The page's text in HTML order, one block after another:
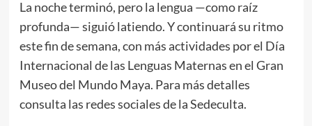
La noche terminó, pero la lengua —como raíz
profunda— siguió latiendo. Y continuará su ritmo
este fin de semana, con más actividades por el Día
Internacional de las Lenguas Maternas en el Gran
Museo del Mundo Maya. Para más detalles
consulta las redes sociales de la Sedeculta.